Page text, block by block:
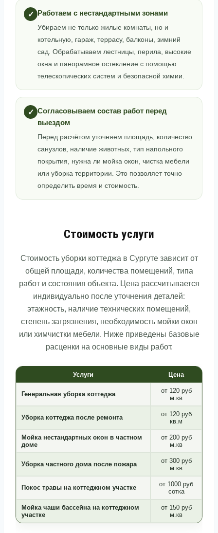
✓ Работаем с нестандартными зонами
Убираем не только жилые комнаты, но и
котельную, гараж, террасу, балконы, зимний
сад. Обрабатываем лестницы, перила, высокие
окна и панорамное остекление с помощью
телескопических систем и безопасной химии.
✓ Согласовываем состав работ перед
выездом
Перед расчётом уточняем площадь, количество
санузлов, наличие животных, тип напольного
покрытия, нужна ли мойка окон, чистка мебели
или уборка территории. Это позволяет точно
определить время и стоимость.
Стоимость услуги
Стоимость уборки коттеджа в Сургуте зависит от
общей площади, количества помещений, типа
работ и состояния объекта. Цена рассчитывается
индивидуально после уточнения деталей:
этажность, наличие технических помещений,
степень загрязнения, необходимость мойки окон
или химчистки мебели. Ниже приведены базовые
расценки на основные виды работ.
Услуги Цена
Генеральная уборка коттеджа
от 120 руб
м.кв
Уборка коттеджа после ремонта
от 120 руб
кв.м
Мойка нестандартных окон в частном
доме
от 200 руб
м.кв
Уборка частного дома после пожара
от 300 руб
м.кв
Покос травы на коттеджном участке
от 1000 руб
сотка
Мойка чаши бассейна на коттеджном
участке
от 150 руб
м.кв